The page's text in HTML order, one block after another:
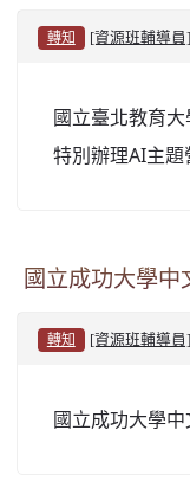
轉知 [資源班輔導員]
國立臺北教育
特別辦理AI主
國立成功大學
轉知 [資源班輔導員]
國立成功大學